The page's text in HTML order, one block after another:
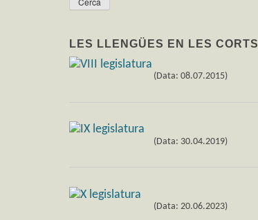
LES LLENGÜES EN LES CORTS
(Data: 08.07.2015)
(Data: 30.04.2019)
(Data: 20.06.2023)